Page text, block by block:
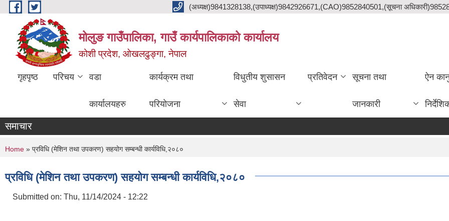
Skip to main content (अध्यक्ष)9841328138,(उपाध्यक्ष)9842926671,(CAO)9852840501,(सूचना
मोलुङ गाउँपालिका, गाउँ कार्यपालिकाको कार्यालय
कोशी प्रदेश, ओखलढुङ्गा, नेपाल
गृहपृष्ठ परिचय वडा
कार्यालयहरु
कार्यक्रम तथा
परियोजना
विधुतीय शुसासन
सेवा
प्रतिवेदन सूचना तथा
जानकारी
ऐन
समाचार
You are here
Home » प्रविधि (मेशिन तथा उपकरण) सहयोग सम्बन्धी कार्यविधि,२०८०
प्रविधि (मेशिन तथा उपकरण) सहयोग सम्बन्धी कार्यविधि,२०८०
Submitted on: Thu, 11/14/2024 - 12:22